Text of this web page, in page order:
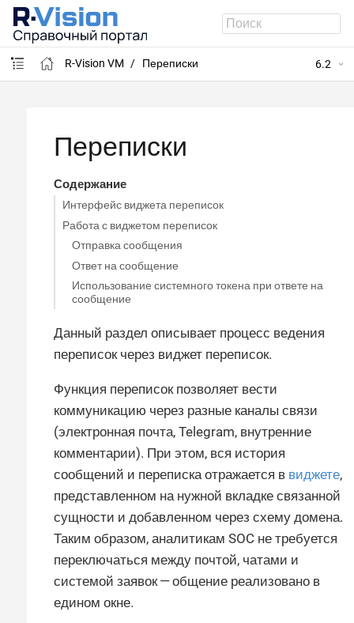
R-Vision VM Переписки 6.2
Переписки
Содержание
Интерфейс виджета переписок
Работа с виджетом переписок
Отправка сообщения
Ответ на сообщение
Использование системного токена при ответе на
сообщение
Данный раздел описывает процесс ведения
переписок через виджет переписок.
Функция переписок позволяет вести
коммуникацию через разные каналы связи
(электронная почта, Telegram, внутренние
комментарии). При этом, вся история
сообщений и переписка отражается в виджете,
представленном на нужной вкладке связанной
сущности и добавленном через схему домена.
Таким образом, аналитикам SOC не требуется
переключаться между почтой, чатами и
системой заявок — общение реализовано в
едином окне.